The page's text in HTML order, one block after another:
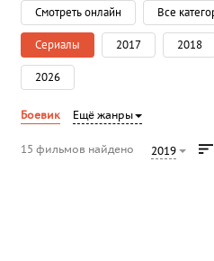
Смотреть онлайн Все
Сериалы 2017 2018
2026
Боевик Ещё жанры
15 фильмов найдено 2019